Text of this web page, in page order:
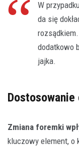
W
da się
dodatkowo
jajka.
Zmiana foremki
kluczowy element, o